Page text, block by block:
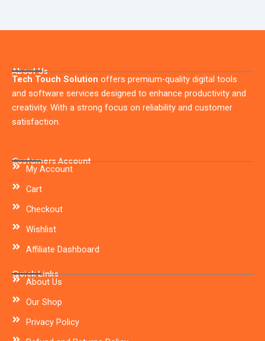
About Us
Tech Touch Solution offers premium-quality digital tools
and software services designed to enhance productivity and
creativity. With a strong focus on reliability and customer
satisfaction.
Customers Account
My Account
Cart
Checkout
Wishlist
Affiliate Dashboard
Quick Links
About Us
Our Shop
Privacy Policy